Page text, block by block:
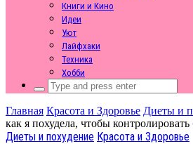
Книги и Кино
Идеи
Уют
Лайфхаки
Техника
Хобби
Search
for:
Главная Красота и Здоровье Диеты и
как я похудела, чтобы контролировать
Диеты и похудение Красота и Здоровье